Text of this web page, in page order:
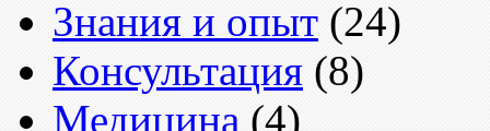
Знания и опыт (24)
Консультация (8)
Медицина (4)